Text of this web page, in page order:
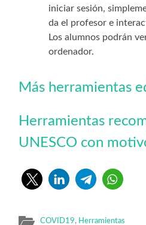
iniciar sesión,
da el profesor e
Los alumnos podrán
ordenador.
Más herramientas
Herramientas
UNESCO con
COVID19, Herramientas